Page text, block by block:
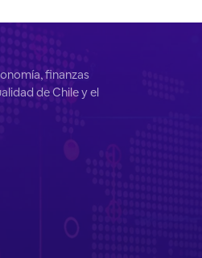
finanzas
de Chile y el